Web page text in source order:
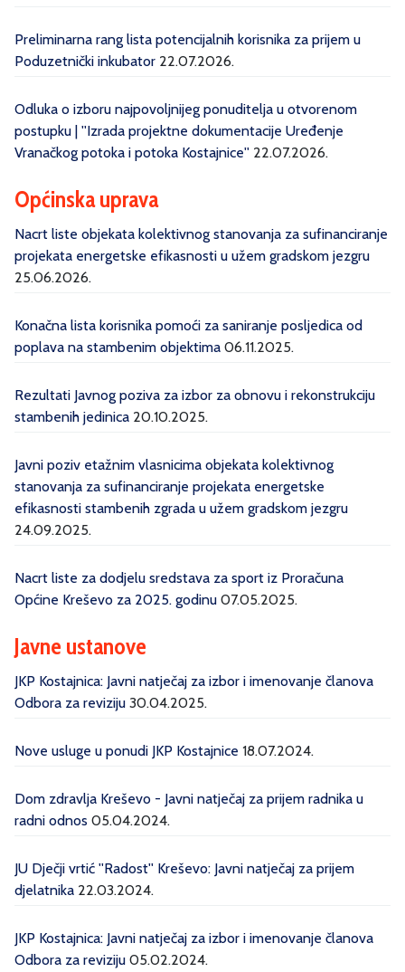
Preliminarna rang lista potencijalnih korisnika za prijem u
Poduzetnički inkubator 22.07.2026.
Odluka o izboru najpovoljnijeg ponuditelja u otvorenom
postupku | ''Izrada projektne dokumentacije Uređenje
Vranačkog potoka i potoka Kostajnice'' 22.07.2026.
Općinska uprava
Nacrt liste objekata kolektivnog stanovanja za sufinanciranje
projekata energetske efikasnosti u užem gradskom jezgru
25.06.2026.
Konačna lista korisnika pomoći za saniranje posljedica od
poplava na stambenim objektima 06.11.2025.
Rezultati Javnog poziva za izbor za obnovu i rekonstrukciju
stambenih jedinica 20.10.2025.
Javni poziv etažnim vlasnicima objekata kolektivnog
stanovanja za sufinanciranje projekata energetske
efikasnosti stambenih zgrada u užem gradskom jezgru
24.09.2025.
Nacrt liste za dodjelu sredstava za sport iz Proračuna
Općine Kreševo za 2025. godinu 07.05.2025.
Javne ustanove
JKP Kostajnica: Javni natječaj za izbor i imenovanje članova
Odbora za reviziju 30.04.2025.
Nove usluge u ponudi JKP Kostajnice 18.07.2024.
Dom zdravlja Kreševo - Javni natječaj za prijem radnika u
radni odnos 05.04.2024.
JU Dječji vrtić ''Radost'' Kreševo: Javni natječaj za prijem
djelatnika 22.03.2024.
JKP Kostajnica: Javni natječaj za izbor i imenovanje članova
Odbora za reviziju 05.02.2024.